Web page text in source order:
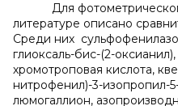
Для
литературе описано
Среди них
глиоксаль-бис-(2-
хромотроповая кислота,
нитрофенил)-3-изопропил-
люмогаллион,